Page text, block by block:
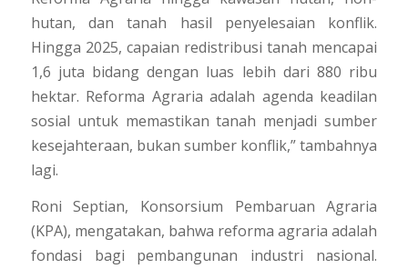
hutan, dan tanah hasil penyelesaian konflik.
Hingga 2025, capaian redistribusi tanah mencapai
1,6 juta bidang dengan luas lebih dari 880 ribu
hektar. Reforma Agraria adalah agenda keadilan
sosial untuk memastikan tanah menjadi sumber
kesejahteraan, bukan sumber konflik,” tambahnya
lagi.
Roni Septian, Konsorsium Pembaruan Agraria
(KPA), mengatakan, bahwa reforma agraria adalah
fondasi bagi pembangunan industri nasional.